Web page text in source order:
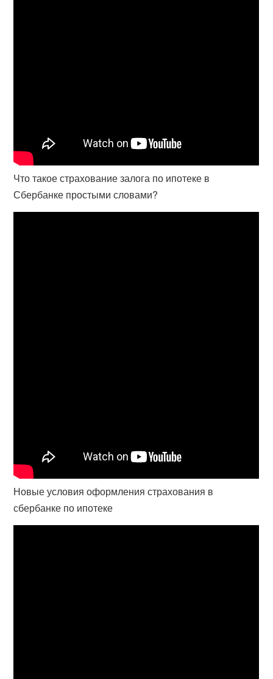
Что такое страхование залога по ипотеке в
Сбербанке простыми словами?
Новые условия оформления страхования в
сбербанке по ипотеке